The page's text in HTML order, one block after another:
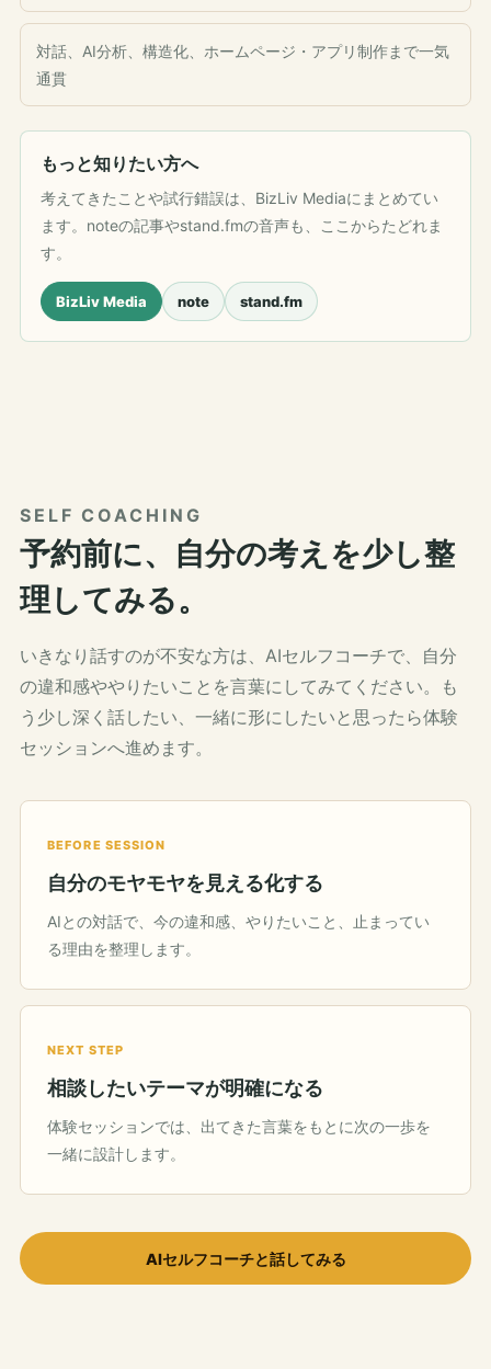
対話、AI分析、構造化、ホームページ・アプリ制作まで一気
通貫
もっと知りたい方へ
考えてきたことや試行錯誤は、BizLiv Mediaにまとめてい
ます。noteの記事やstand.fmの音声も、ここからたどれま
す。
BizLiv Media note stand.fm
SELF COACHING
予約前に、自分の考えを少し整
理してみる。
いきなり話すのが不安な方は、AIセルフコーチで、自分
の違和感ややりたいことを言葉にしてみてください。も
う少し深く話したい、一緒に形にしたいと思ったら体験
セッションへ進めます。
BEFORE SESSION
自分のモヤモヤを見える化する
AIとの対話で、今の違和感、やりたいこと、止まってい
る理由を整理します。
NEXT STEP
相談したいテーマが明確になる
体験セッションでは、出てきた言葉をもとに次の一歩を
一緒に設計します。
AIセルフコーチと話してみる